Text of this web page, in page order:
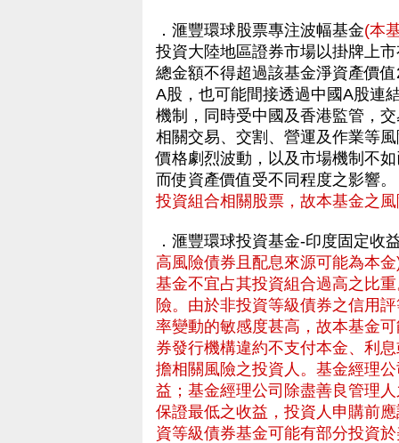
．滙豐環球股票專注波幅基金(本
投資大陸地區證券市場以掛牌上
總金額不得超過該基金淨資產價
A股，也可能間接透過中國A股連
機制，同時受中國及香港監管，
相關交易、交割、營運及作業等
價格劇烈波動，以及市場機制不
而使資產價值受不同程度之影響
投資組合相關股票，故本基金之
．滙豐環球投資基金-印度固定收
高風險債券且配息來源可能為本
基金不宜占其投資組合過高之比
險。由於非投資等級債券之信用
率變動的敏感度甚高，故本基金
券發行機構違約不支付本金、利
擔相關風險之投資人。基金經理
益；基金經理公司除盡善良管理
保證最低之收益，投資人申購前
資等級債券基金可能有部分投資